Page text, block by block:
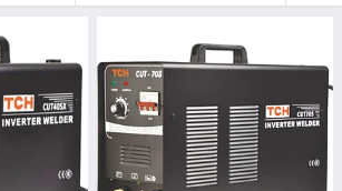
электрический разряд